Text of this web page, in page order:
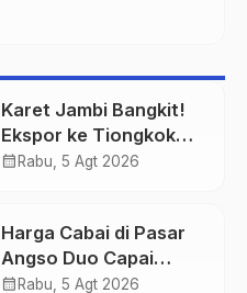
Karet Jambi Bangkit!
Ekspor ke Tiongkok
Tembus US$5,57 Juta
calendar_month Rabu, 5 Agt 2026
Harga Cabai di Pasar
Angso Duo Capai
Rp55.000 per Kilogram
calendar_month Rabu, 5 Agt 2026